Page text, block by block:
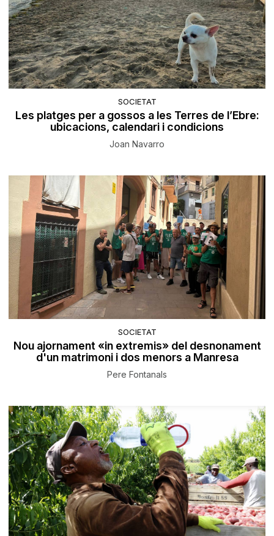
SOCIETAT
Les platges per a gossos a les Terres de l’Ebre:
ubicacions, calendari i condicions
Joan Navarro
SOCIETAT
Nou ajornament «in extremis» del desnonament
d'un matrimoni i dos menors a Manresa
Pere Fontanals